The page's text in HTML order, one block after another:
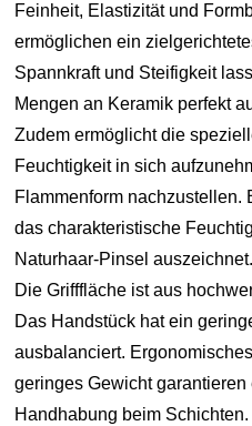
Feinheit, Elastizität und
ermöglichen ein
Spannkraft und Steifigkeit
Mengen an Keramik perfekt
Zudem ermöglicht die
Feuchtigkeit in sich
Flammenform nachzustellen.
das charakteristische
Naturhaar-Pinsel auszeichnet.
Die Grifffläche ist aus
Das Handstück hat ein
ausbalanciert.
geringes Gewicht
Handhabung beim